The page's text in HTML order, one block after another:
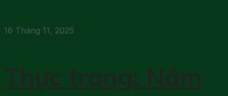
16 Tháng 11, 2025
Thực trạng: Nắm